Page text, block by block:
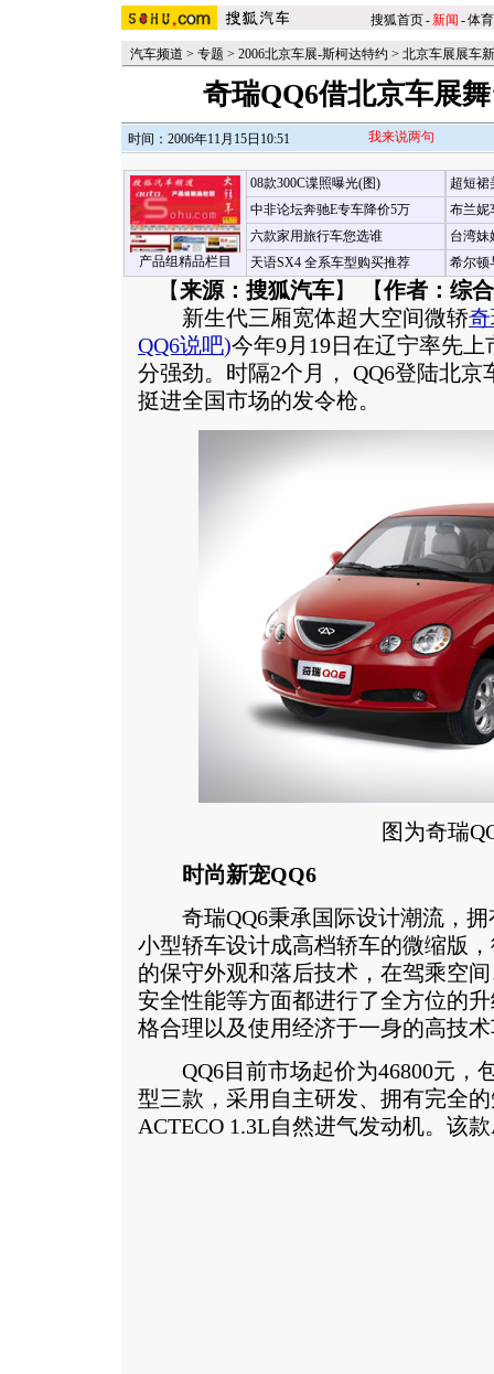
搜狐首页-新闻 -体育
汽车频道 > 专题 > 2006北京车展-斯柯达特约 > 北京车展展车
奇瑞QQ6借北京车展
时间：2006年11月15日10:51 我来说两句
产品组精品栏目
08款300C谍照曝光(图)
中非论坛奔驰E专车降价5万
六款家用旅行车您选谁
天语SX4 全系车型购买推荐
超短裙
布兰妮
台湾妹
希尔顿
【来源：搜狐汽车】 【作者：综
新生代三厢宽体超大空间微轿
QQ6说吧)今年9月19日在辽宁率先
分强劲。时隔2个月， QQ6登陆北京
挺进全国市场的发令枪。
图为奇瑞
时尚新宠QQ6
奇瑞QQ6秉承国际设计潮流，拥
小型轿车设计成高档轿车的微缩版
的保守外观和落后技术，在驾乘空
安全性能等方面都进行了全方位的
格合理以及使用经济于一身的高技
QQ6目前市场起价为46800元，
型三款，采用自主研发、拥有完全
ACTECO 1.3L自然进气发动机。 该